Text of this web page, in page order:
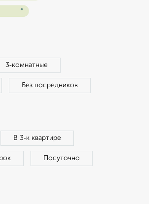
3‑комнатные
Без посредников
В 3‑к квартире
Посуточно